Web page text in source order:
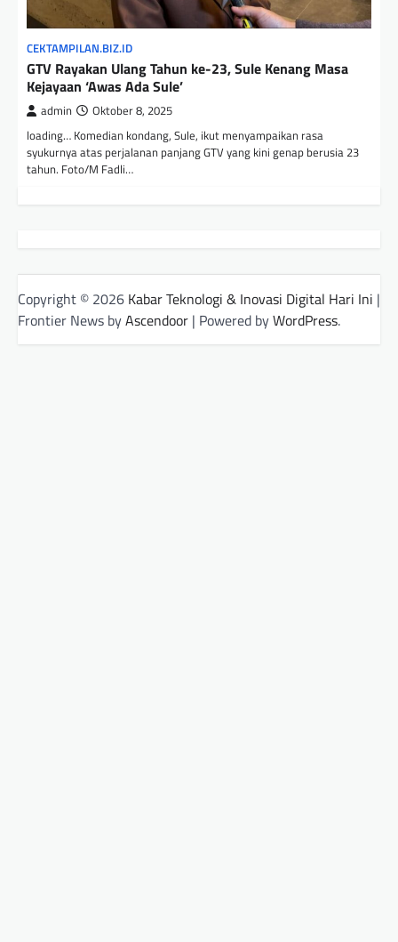
CEKTAMPILAN.BIZ.ID
GTV Rayakan Ulang Tahun ke-23, Sule Kenang Masa
Kejayaan ‘Awas Ada Sule’
admin Oktober 8, 2025
loading… Komedian kondang, Sule, ikut menyampaikan rasa
syukurnya atas perjalanan panjang GTV yang kini genap berusia 23
tahun. Foto/M Fadli…
Copyright © 2026 Kabar Teknologi & Inovasi Digital Hari Ini |
Frontier News byAscendoor | Powered byWordPress.